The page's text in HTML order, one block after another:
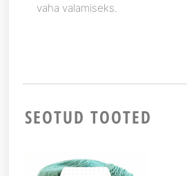
vaha valamiseks.
SEOTUD TOOTED